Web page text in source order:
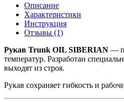
Описание
Характеристики
Инструкция
Отзывы (1)
Рукав Trunk OIL SIBERIAN —
температур. Разработан
выходят из строя.
Рукав сохраняет гибкость и